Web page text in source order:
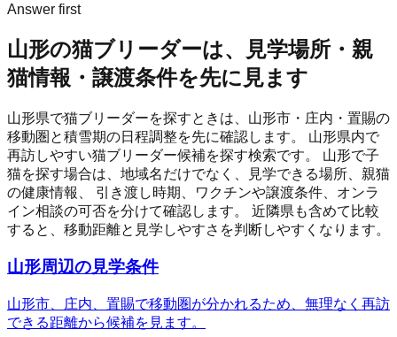
Answer first
山形の猫ブリーダーは、見学場所・親
猫情報・譲渡条件を先に見ます
山形県で猫ブリーダーを探すときは、山形市・庄内・置賜の
移動圏と積雪期の日程調整を先に確認します。 山形県内で
再訪しやすい猫ブリーダー候補を探す検索です。 山形で子
猫を探す場合は、地域名だけでなく、見学できる場所、親猫
の健康情報、 引き渡し時期、ワクチンや譲渡条件、オンラ
イン相談の可否を分けて確認します。 近隣県も含めて比較
すると、移動距離と見学しやすさを判断しやすくなります。
山形周辺の見学条件
山形市、庄内、置賜で移動圏が分かれるため、無理なく再訪
できる距離から候補を見ます。